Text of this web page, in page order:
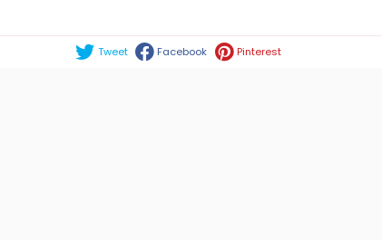
Tweet Facebook Pinterest